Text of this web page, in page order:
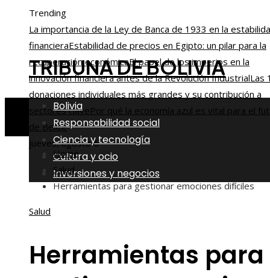
Trending
La importancia de la Ley de Banca de 1933 en la
financieraEstabilidad de precios en Egipto: un pilar para la
recuperación económicaEl papel de los imperios en la
innovación financiera antes de la Revolución IndustrialLas
donaciones individuales más grandes y su contribución a
sectores clavePor qué la economía azul es vital para el
de Belice
jueves, agosto 6
TRIBUNA DE BOLIVIA
Bolivia
Responsabilidad social
Ciencia y tecnología
Cultura y ocio
Inversiones y negocios
Home
Salud
Herramientas para gestionar emociones difíciles
Salud
Herramientas para